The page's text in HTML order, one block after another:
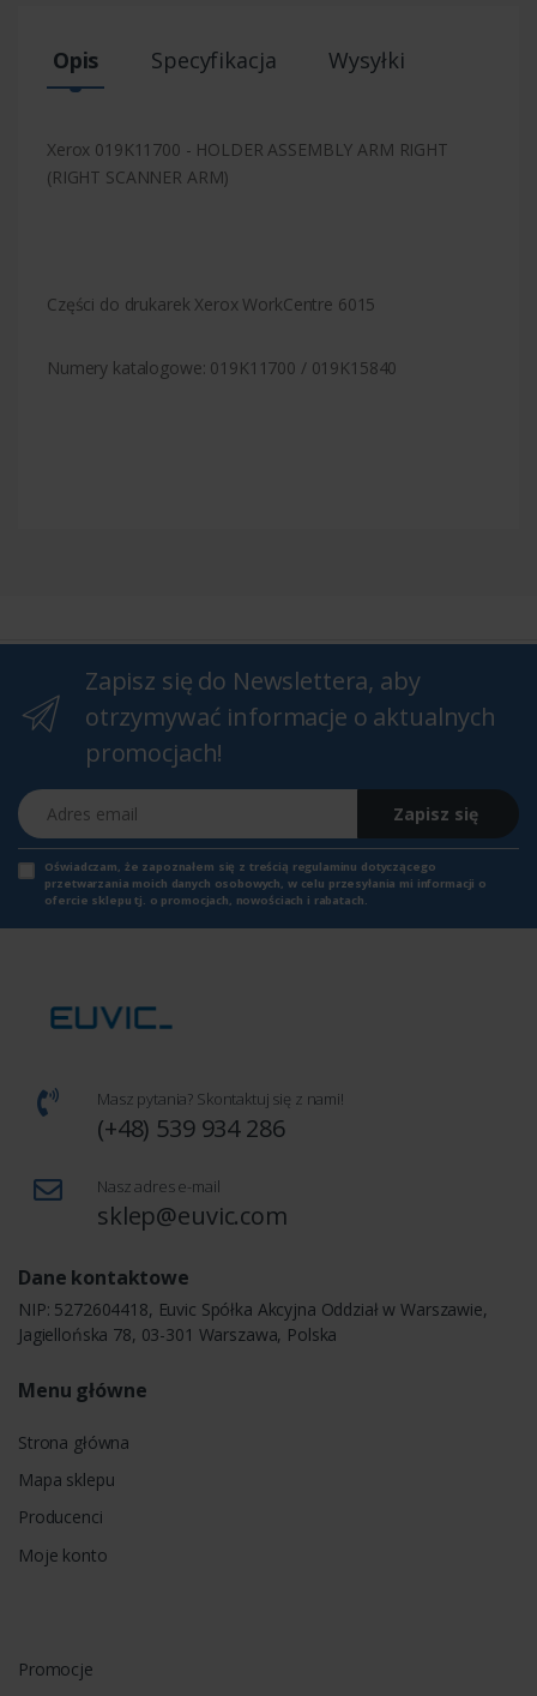
Opis Specyfikacja Wysyłki
Xerox 019K11700 - HOLDER ASSEMBLY ARM RIGHT
(RIGHT SCANNER ARM)
Części do drukarek Xerox WorkCentre 6015
Numery katalogowe: 019K11700 / 019K15840
Zapisz się do Newslettera, aby
otrzymywać informacje o aktualnych
promocjach!
Adres email
Zapisz się
Oświadczam, że zapoznałem się z treścią regulaminu dotyczącego
przetwarzania moich danych osobowych, w celu przesyłania mi informacji o
ofercie sklepu tj. o promocjach, nowościach i rabatach.
Masz pytania? Skontaktuj się z nami!
(+48) 539 934 286
Nasz adres e-mail
sklep@euvic.com
Dane kontaktowe
NIP: 5272604418, Euvic Spółka Akcyjna Oddział w Warszawie,
Jagiellońska 78, 03-301 Warszawa, Polska
Menu główne
Strona główna
Mapa sklepu
Producenci
Moje konto
Promocje